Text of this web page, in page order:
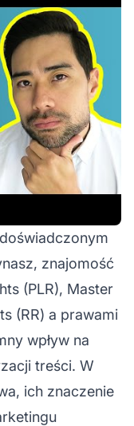
znajomość
(PLR), Master
(RR) a prawami
wpływ na
treści. W
ich znaczenie